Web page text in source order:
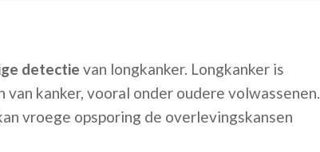
detectie van longkanker. Longkanker is
kanker, vooral onder oudere volwassenen.
vroege opsporing de overlevingskansen